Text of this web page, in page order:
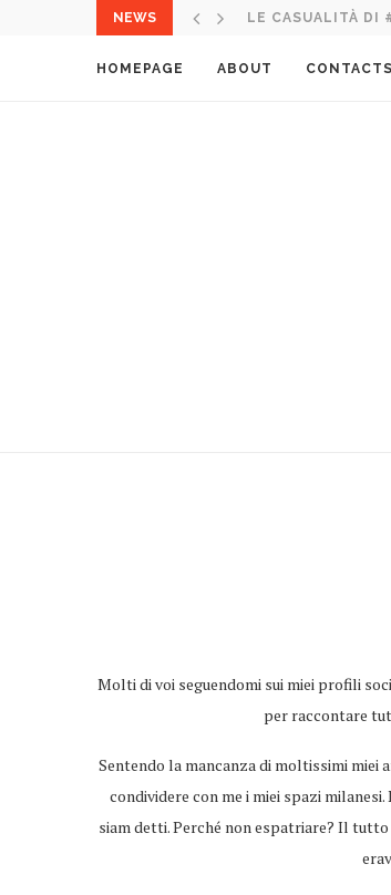
NEWS ITALIA NEL
HOMEPAGE ABOUT CONTACTS
Molti di voi seguendomi sui miei profili
per raccontare
Sentendo la mancanza di moltissimi miei
condividere con me i miei spazi
siam detti. Perché non espatriare? Il